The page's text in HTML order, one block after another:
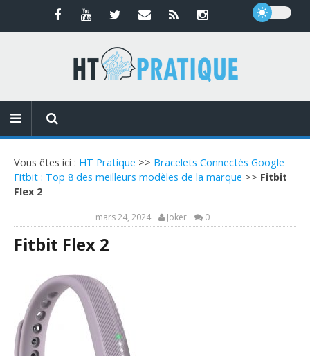
Vous êtes ici : HT Pratique >> Bracelets Connectés Google
Fitbit : Top 8 des meilleurs modèles de la marque >> Fitbit
Flex 2
mars 24, 2024 Joker 0
Fitbit Flex 2